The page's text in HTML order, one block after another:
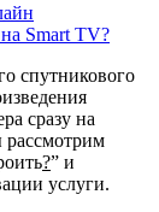
Smart TV?
спутникового
сразу на
рассмотрим
?” и
услуги.